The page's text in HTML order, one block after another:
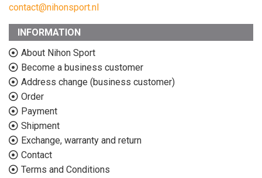
contact@nihonsport.nl
INFORMATION
About Nihon Sport
Become a business customer
Address change (business customer)
Order
Payment
Shipment
Exchange, warranty and return
Contact
Terms and Conditions